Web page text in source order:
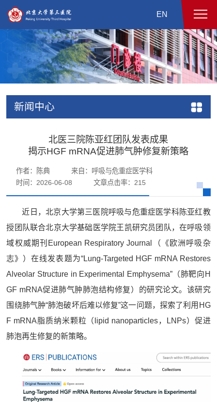
EN
新闻中心
北医三院陈亚红团队发表成果
揭示HGF mRNA促进肺气肿修复新策略
作者：陈典
来自：呼吸与危重症医学科
时间：2026-06-08
文章点击率： 215
近日，北京大学第三医院呼吸与危重症医学科陈亚红教
授团队联合北京大学基础医学院王凯研究员团队，在呼吸领
域权威期刊European Respiratory Journal（《欧洲呼吸杂
志》）在线发表题为“Lung-Targeted HGF mRNA Restores
Alveolar Structure in Experimental Emphysema”（肺靶向H
GF mRNA促进肺气肿肺泡结构修复）的研究论文。该研究
围绕肺气肿“肺泡破坏后难以修复”这一问题，探索了利用HG
F mRNA脂质纳米颗粒（lipid nanoparticles，LNPs）促进
肺泡再生修复的新策略。